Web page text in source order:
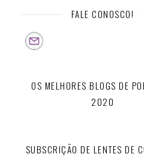
FALE CONOSCO!
OS MELHORES BLOGS DE
2020
SUBSCRIÇÃO DE LENTES DE